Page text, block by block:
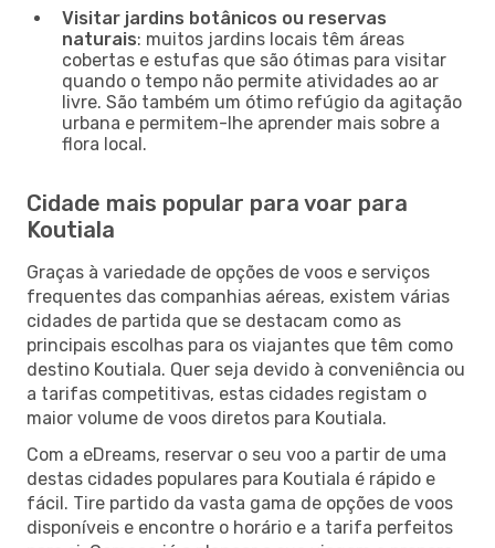
Visitar jardins botânicos ou reservas
naturais: muitos jardins locais têm áreas
cobertas e estufas que são ótimas para visitar
quando o tempo não permite atividades ao ar
livre. São também um ótimo refúgio da agitação
urbana e permitem-lhe aprender mais sobre a
flora local.
Cidade mais popular para voar para
Koutiala
Graças à variedade de opções de voos e serviços
frequentes das companhias aéreas, existem várias
cidades de partida que se destacam como as
principais escolhas para os viajantes que têm como
destino Koutiala. Quer seja devido à conveniência ou
a tarifas competitivas, estas cidades registam o
maior volume de voos diretos para Koutiala.
Com a eDreams, reservar o seu voo a partir de uma
destas cidades populares para Koutiala é rápido e
fácil. Tire partido da vasta gama de opções de voos
disponíveis e encontre o horário e a tarifa perfeitos